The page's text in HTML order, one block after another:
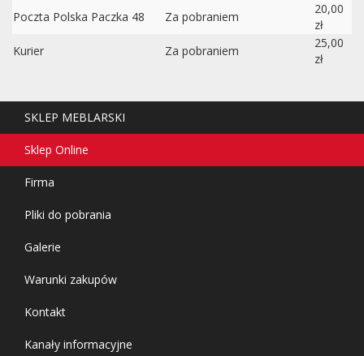
Poczta Polska Paczka 48
Za pobraniem
20,00
zł
Kurier
Za pobraniem
25,00
zł
SKLEP MEBLARSKI
Sklep Online
Firma
Pliki do pobrania
Galerie
Warunki zakupów
Kontakt
Kanały informacyjne